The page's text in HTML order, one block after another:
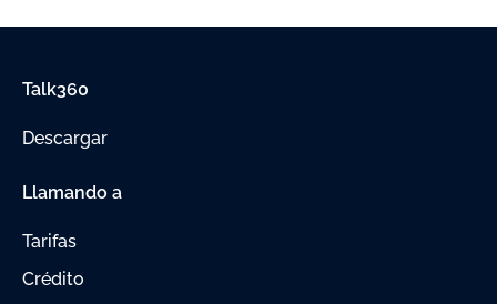
Talk360
Descargar
Llamando a
Tarifas
Crédito